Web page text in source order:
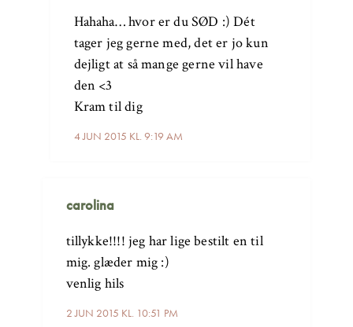
4 JUN 2015 KL. 9:19 AM
Hahaha… hvor er du SØD :) Dét
tager jeg gerne med, det er jo kun
dejligt at så mange gerne vil have
den <3
Kram til dig
carolina
2 JUN 2015 KL. 10:51 PM
tillykke!!!! jeg har lige bestilt en til
mig. glæder mig :)
venlig hils